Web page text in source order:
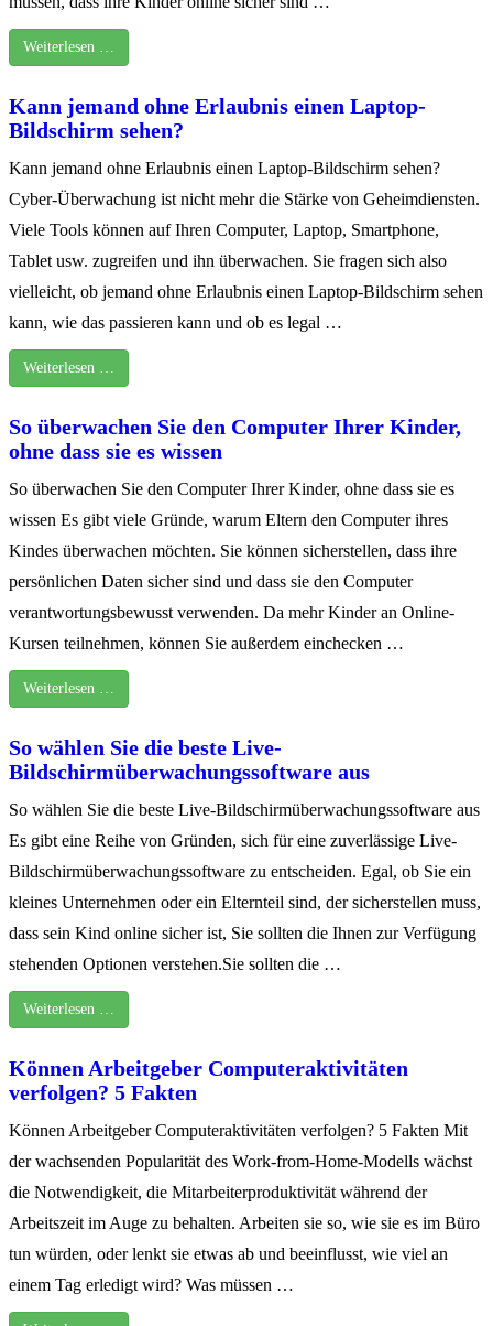
Weiterlesen …
Kann jemand ohne Erlaubnis einen Laptop-
Bildschirm sehen?
Kann jemand ohne Erlaubnis einen Laptop-Bildschirm sehen?
Cyber-Überwachung ist nicht mehr die Stärke von Geheimdiensten.
Viele Tools können auf Ihren Computer, Laptop, Smartphone,
Tablet usw. zugreifen und ihn überwachen. Sie fragen sich also
vielleicht, ob jemand ohne Erlaubnis einen Laptop-Bildschirm sehen
kann, wie das passieren kann und ob es legal …
Weiterlesen …
So überwachen Sie den Computer Ihrer Kinder,
ohne dass sie es wissen
So überwachen Sie den Computer Ihrer Kinder, ohne dass sie es
wissen Es gibt viele Gründe, warum Eltern den Computer ihres
Kindes überwachen möchten. Sie können sicherstellen, dass ihre
persönlichen Daten sicher sind und dass sie den Computer
verantwortungsbewusst verwenden. Da mehr Kinder an Online-
Kursen teilnehmen, können Sie außerdem einchecken …
Weiterlesen …
So wählen Sie die beste Live-
Bildschirmüberwachungssoftware aus
So wählen Sie die beste Live-Bildschirmüberwachungssoftware aus
Es gibt eine Reihe von Gründen, sich für eine zuverlässige Live-
Bildschirmüberwachungssoftware zu entscheiden. Egal, ob Sie ein
kleines Unternehmen oder ein Elternteil sind, der sicherstellen muss,
dass sein Kind online sicher ist, Sie sollten die Ihnen zur Verfügung
stehenden Optionen verstehen.Sie sollten die …
Weiterlesen …
Können Arbeitgeber Computeraktivitäten
verfolgen? 5 Fakten
Können Arbeitgeber Computeraktivitäten verfolgen? 5 Fakten Mit
der wachsenden Popularität des Work-from-Home-Modells wächst
die Notwendigkeit, die Mitarbeiterproduktivität während der
Arbeitszeit im Auge zu behalten. Arbeiten sie so, wie sie es im Büro
tun würden, oder lenkt sie etwas ab und beeinflusst, wie viel an
einem Tag erledigt wird? Was müssen …